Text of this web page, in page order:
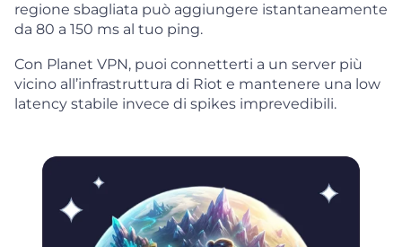
regione sbagliata può aggiungere istantaneamente
da 80 a 150 ms al tuo ping.
Con Planet VPN, puoi connetterti a un server più
vicino all’infrastruttura di Riot e mantenere una low
latency stabile invece di spikes imprevedibili.